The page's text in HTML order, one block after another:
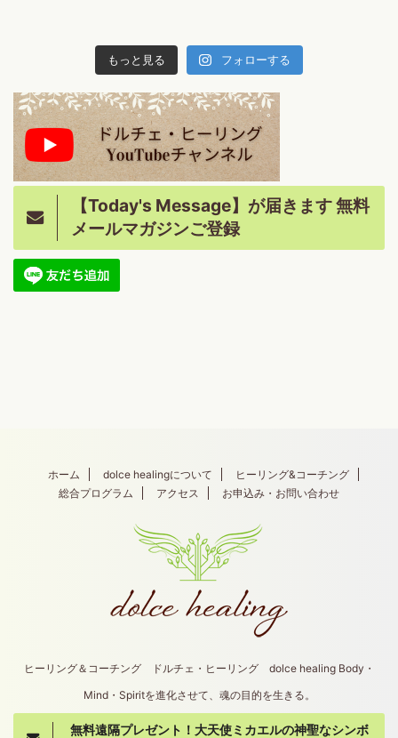
もっと見る フォローする
【Today's Message】が届きます 無料
メールマガジンご登録
ホーム dolce healingについて
ヒーリング&コーチング
総合プログラム
アクセス お申込み・お問い合わせ
ヒーリング＆コーチング ドルチェ・ヒーリング dolce healing Body・
Mind・Spiritを進化させて、魂の目的を生きる。
無料遠隔プレゼント！大天使ミカエルの神聖なシンボ